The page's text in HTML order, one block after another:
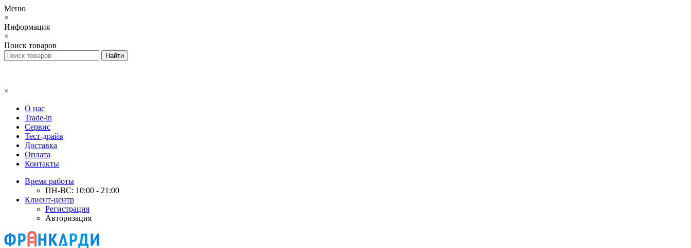
Меню
×
Информация
×
Поиск товаров
×
О нас
Trade-in
Сервис
Тест-драйв
Доставка
Оплата
Контакты
Время работы
ПН-ВС: 10:00 - 21:00
Клиент-центр
Регистрация
Авторизация